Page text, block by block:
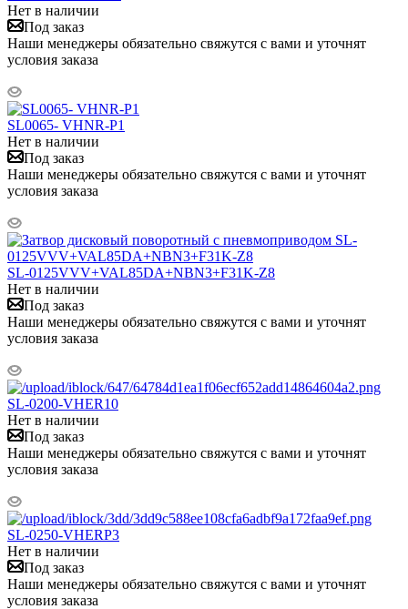
Нет в наличии
Под заказ
Наши менеджеры обязательно свяжутся с вами и уточнят
условия заказа
SL0065- VHNR-P1
Нет в наличии
Под заказ
Наши менеджеры обязательно свяжутся с вами и уточнят
условия заказа
SL-0125VVV+VAL85DA+NBN3+F31K-Z8
Нет в наличии
Под заказ
Наши менеджеры обязательно свяжутся с вами и уточнят
условия заказа
SL-0200-VHER10
Нет в наличии
Под заказ
Наши менеджеры обязательно свяжутся с вами и уточнят
условия заказа
SL-0250-VHERP3
Нет в наличии
Под заказ
Наши менеджеры обязательно свяжутся с вами и уточнят
условия заказа